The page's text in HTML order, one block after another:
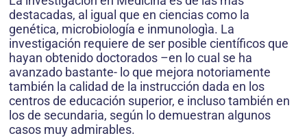
destacadas, al igual que en ciencias como la
genética, microbiología e inmunologìa. La
investigación requiere de ser posible científicos que
hayan obtenido doctorados –en lo cual se ha
avanzado bastante- lo que mejora notoriamente
también la calidad de la instrucción dada en los
centros de educación superior, e incluso también en
los de secundaria, según lo demuestran algunos
casos muy admirables.